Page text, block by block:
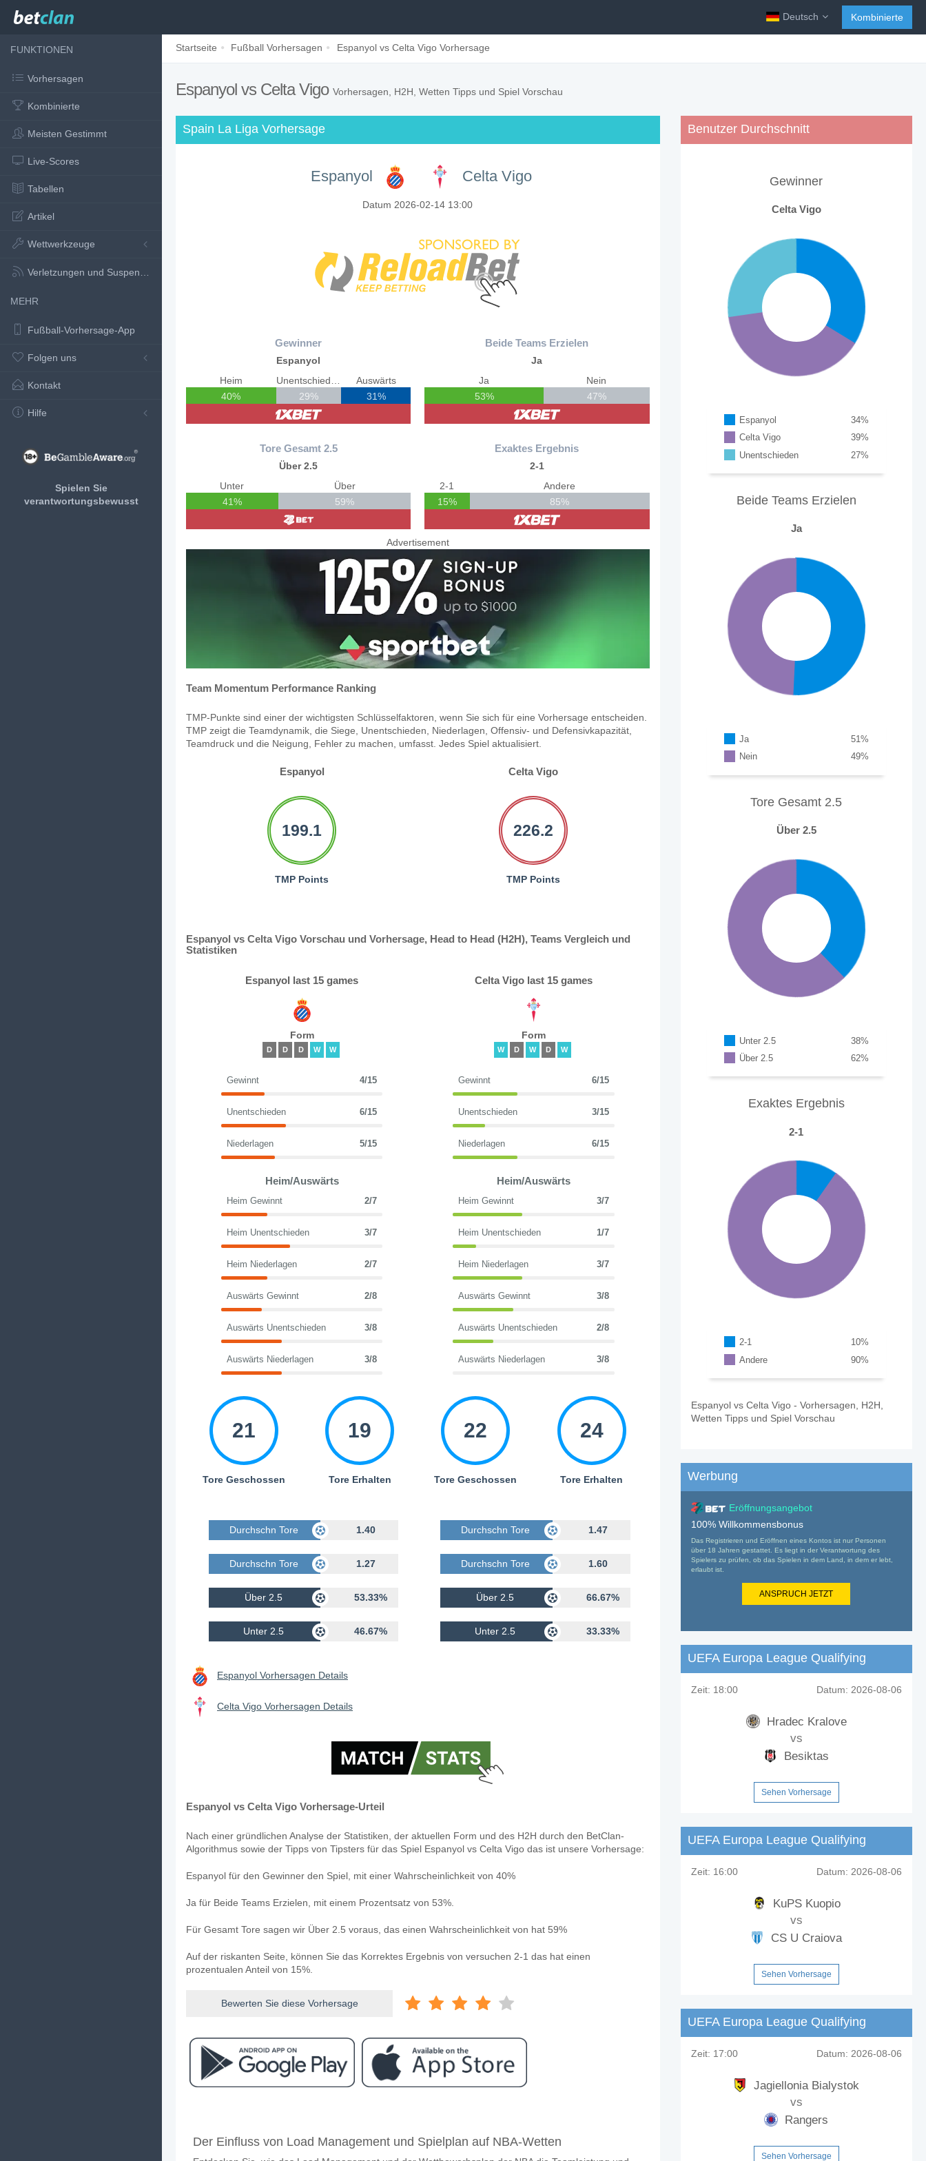
Deutsch Kombinierte
FUNKTIONEN
Vorhersagen
Kombinierte
Meisten Gestimmt
Live-Scores
Tabellen
Artikel
Wettwerkzeuge
Verletzungen und Suspensionen
MEHR
Fußball-Vorhersage-App
Folgen uns
Kontakt
Hilfe
Spielen Sie
verantwortungsbewusst
Startseite Fußball Vorhersagen Espanyol vs Celta Vigo Vorhersage
Espanyol vs Celta Vigo Vorhersagen, H2H, Wetten Tipps und Spiel Vorschau
Spain La Liga Vorhersage
Espanyol Celta Vigo
Datum 2026-02-14 13:00
Gewinner
Espanyol
Heim
40%
29%
Auswärts
31%
Tore Gesamt 2.5
Über 2.5
Unter
41%
Über
59%
Beide Teams Erzielen
Ja
Ja
53%
Nein
47%
Exaktes Ergebnis
2-1
2-1
15%
Andere
85%
Advertisement
Team Momentum Performance Ranking
TMP-Punkte sind einer der wichtigsten Schlüsselfaktoren, wenn Sie sich für eine Vorhersage entscheiden.
TMP zeigt die Teamdynamik, die Siege, Unentschieden, Niederlagen, Offensiv- und Defensivkapazität,
Teamdruck und die Neigung, Fehler zu machen, umfasst. Jedes Spiel aktualisiert.
Espanyol Celta Vigo
199.1
TMP Points
226.2
TMP Points
Espanyol vs Celta Vigo Vorschau und Vorhersage, Head to Head (H2H), Teams Vergleich und
Statistiken
Espanyol last 15 games
Form
D D D W W
Gewinnt 4/15
Unentschieden 6/15
Niederlagen 5/15
Heim/Auswärts
Heim Gewinnt 2/7
Heim Unentschieden 3/7
Heim Niederlagen 2/7
Auswärts Gewinnt 2/8
Auswärts Unentschieden 3/8
Auswärts Niederlagen 3/8
21
Tore Geschossen
19
Tore Erhalten
Durchschn Tore Geschossen 1.40
Durchschn Tore Erhalten 1.27
Über 2.5 53.33%
Unter 2.5 46.67%
Celta Vigo last 15 games
Form
W D W D W
Gewinnt 6/15
Unentschieden 3/15
Niederlagen 6/15
Heim/Auswärts
Heim Gewinnt 3/7
Heim Unentschieden 1/7
Heim Niederlagen 3/7
Auswärts Gewinnt 3/8
Auswärts Unentschieden 2/8
Auswärts Niederlagen 3/8
22
Tore Geschossen
24
Tore Erhalten
Durchschn Tore Geschossen 1.47
Durchschn Tore Erhalten 1.60
Über 2.5 66.67%
Unter 2.5 33.33%
Espanyol Vorhersagen Details
Celta Vigo Vorhersagen Details
Espanyol vs Celta Vigo Vorhersage-Urteil
Nach einer gründlichen Analyse der Statistiken, der aktuellen Form und des H2H durch den BetClan-
Algorithmus sowie der Tipps von Tipsters für das Spiel Espanyol vs Celta Vigo das ist unsere Vorhersage:
Espanyol für den Gewinner den Spiel, mit einer Wahrscheinlichkeit von 40%
Ja für Beide Teams Erzielen, mit einem Prozentsatz von 53%.
Für Gesamt Tore sagen wir Über 2.5 voraus, das einen Wahrscheinlichkeit von hat 59%
Auf der riskanten Seite, können Sie das Korrektes Ergebnis von versuchen 2-1 das hat einen
prozentualen Anteil von 15%.
Bewerten Sie diese Vorhersage
Das Spiel zwischen Espanyol v Celta Vigo 14 February 2026 13:00.
Der Einfluss von Load Management und Spielplan auf NBA-Wetten
Benutzer Durchschnitt
Gewinner
Celta Vigo
Espanyol %
34
Celta Vigo
%
39
Unentschieden
%
27
Beide Teams Erzielen
Ja
Ja %
51
Nein
%
49
Tore Gesamt 2.5
Über 2.5
Unter 2.5 %
38
Über 2.5
%
62
Exaktes Ergebnis
2-1
2-1 %
10
Andere
%
90
Espanyol vs Celta Vigo - Vorhersagen, H2H,
Wetten Tipps und Spiel Vorschau
Werbung
Eröffnungsangebot
100% Willkommensbonus
Das Registrieren und Eröffnen eines Kontos ist nur Personen
über 18 Jahren gestattet. Es liegt in der Verantwortung des
Spielers zu prüfen, ob das Spielen in dem Land, in dem er lebt,
erlaubt ist.
ANSPRUCH JETZT
UEFA Europa League Qualifying
Zeit: 18:00 Datum: 2026-08-06
Hradec Kralove
vs
Besiktas
Sehen Vorhersage
UEFA Europa League Qualifying
Zeit: 16:00 Datum: 2026-08-06
KuPS Kuopio
vs
CS U Craiova
Sehen Vorhersage
UEFA Europa League Qualifying
Zeit: 17:00 Datum: 2026-08-06
Jagiellonia Bialystok
vs
Rangers
Sehen Vorhersage